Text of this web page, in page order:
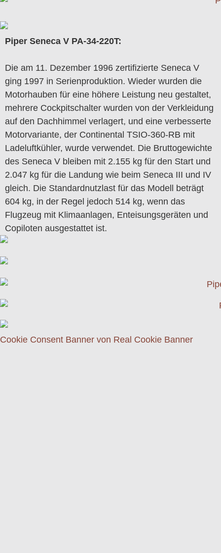
Piper Seneca V PA-34-220T:
Die am 11. Dezember 1996 zertifizierte Seneca V
ging 1997 in Serienproduktion. Wieder wurden die
Motorhauben für eine höhere Leistung neu gestaltet,
mehrere Cockpitschalter wurden von der Verkleidung
auf den Dachhimmel verlagert, und eine verbesserte
Motorvariante, der Continental TSIO-360-RB mit
Ladeluftkühler, wurde verwendet. Die Bruttogewichte
des Seneca V bleiben mit 2.155 kg für den Start und
2.047 kg für die Landung wie beim Seneca III und IV
gleich. Die Standardnutzlast für das Modell beträgt
604 kg, in der Regel jedoch 514 kg, wenn das
Flugzeug mit Klimaanlagen, Enteisungsgeräten und
Copiloten ausgestattet ist.
Cookie Consent Banner von Real Cookie Banner